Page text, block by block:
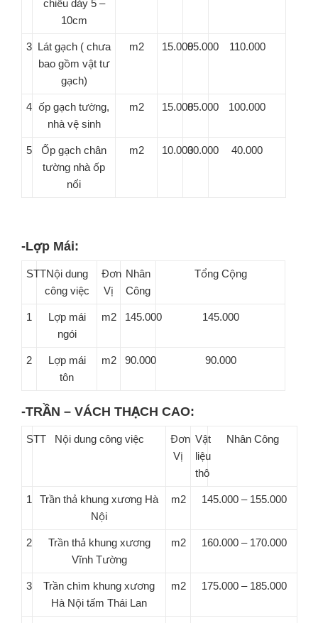
chiều dày 5 –
10cm
3 Lát gạch ( chưa
bao gồm vật tư
gạch)
m2 15.00095.000 110.000
4 ốp gạch tường,
nhà vệ sinh
m2 15.00085.000 100.000
5
Ốp gạch chân
tường nhà ốp
nổi
m2 10.00030.000 40.000
-Lợp Mái:
STTNội dung
công việc
Đơn
Vị
Nhân
Công
Tổng Cộng
1
Lợp mái
ngói
m2 145.000 145.000
2
Lợp mái
tôn
m2 90.000 90.000
-TRẦN – VÁCH THẠCH CAO:
STT Nội dung công việc
Đơn
Vị
Vật
liệu
thô
Nhân Công
1
Trần thả khung xương Hà
Nội
m2 145.000 – 155.000
2
Trần thả khung xương
Vĩnh Tường
m2 160.000 – 170.000
3
Trần chìm khung xương
Hà Nội tấm Thái Lan
m2 175.000 – 185.000